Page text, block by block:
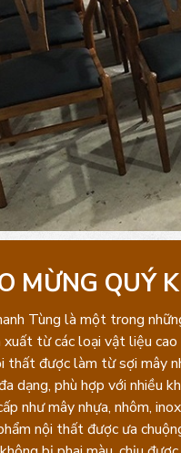
MỪNG QUÝ
Tùng là một trong
từ các loại vật liệu cao
thất được làm từ sợi mây
dạng, phù hợp với nhiều
như mây nhựa, nhôm,
nội thất được ưa